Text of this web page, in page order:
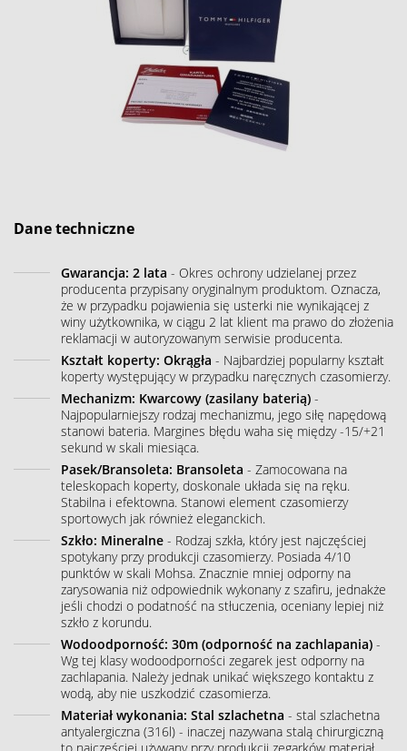
Dane techniczne
Gwarancja: 2 lata - Okres ochrony udzielanej przez
producenta przypisany oryginalnym produktom. Oznacza,
że w przypadku pojawienia się usterki nie wynikającej z
winy użytkownika, w ciągu 2 lat klient ma prawo do złożenia
reklamacji w autoryzowanym serwisie producenta.
Kształt koperty: Okrągła - Najbardziej popularny kształt
koperty występujący w przypadku naręcznych czasomierzy.
Mechanizm: Kwarcowy (zasilany baterią) -
Najpopularniejszy rodzaj mechanizmu, jego siłę napędową
stanowi bateria. Margines błędu waha się między -15/+21
sekund w skali miesiąca.
Pasek/Bransoleta: Bransoleta - Zamocowana na
teleskopach koperty, doskonale układa się na ręku.
Stabilna i efektowna. Stanowi element czasomierzy
sportowych jak również eleganckich.
Szkło: Mineralne - Rodzaj szkła, który jest najczęściej
spotykany przy produkcji czasomierzy. Posiada 4/10
punktów w skali Mohsa. Znacznie mniej odporny na
zarysowania niż odpowiednik wykonany z szafiru, jednakże
jeśli chodzi o podatność na stłuczenia, oceniany lepiej niż
szkło z korundu.
Wodoodporność: 30m (odporność na zachlapania) -
Wg tej klasy wodoodporności zegarek jest odporny na
zachlapania. Należy jednak unikać większego kontaktu z
wodą, aby nie uszkodzić czasomierza.
Materiał wykonania: Stal szlachetna - stal szlachetna
antyalergiczna (316l) - inaczej nazywana stalą chirurgiczną